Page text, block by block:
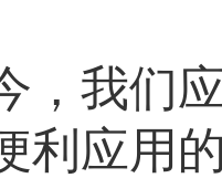
我们应
利应用